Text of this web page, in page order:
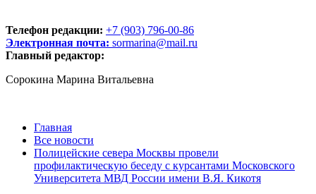
Телефон редакции: +7 (903) 796-00-86
Электронная почта: sormarina@mail.ru
Главный редактор:
Сорокина Марина Витальевна
Главная
Все новости
Полицейские севера Москвы провели
профилактическую беседу с курсантами Московского
Университета МВД России имени В.Я. Кикотя